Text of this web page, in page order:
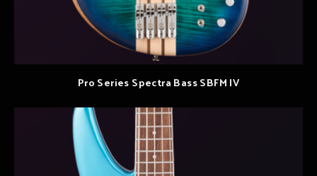
Pro Series Spectra Bass SBFM IV